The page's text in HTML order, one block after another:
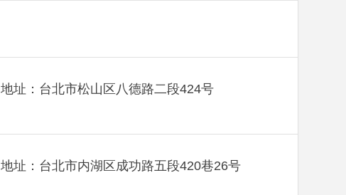
地址：台北市松山区八德路二段424号
地址：台北市内湖区成功路五段420巷26号